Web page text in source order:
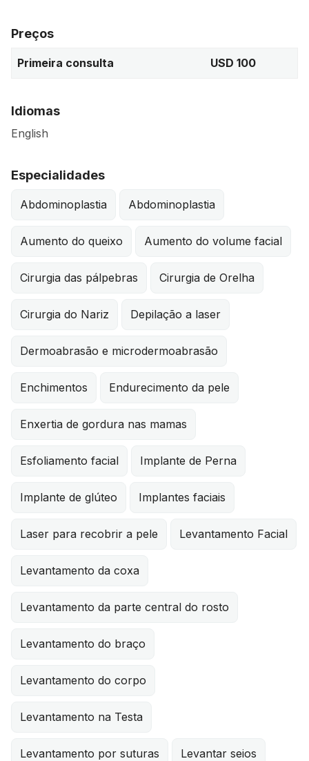
Preços
Primeira consulta USD 100
Idiomas
English
Especialidades
Abdominoplastia Abdominoplastia
Aumento do queixo Aumento do volume facial
Cirurgia das pálpebras Cirurgia de Orelha
Cirurgia do Nariz Depilação a laser
Dermoabrasão e microdermoabrasão
Enchimentos Endurecimento da pele
Enxertia de gordura nas mamas
Esfoliamento facial Implante de Perna
Implante de glúteo Implantes faciais
Laser para recobrir a pele Levantamento Facial
Levantamento da coxa
Levantamento da parte central do rosto
Levantamento do braço
Levantamento do corpo
Levantamento na Testa
Levantamento por suturas Levantar seios